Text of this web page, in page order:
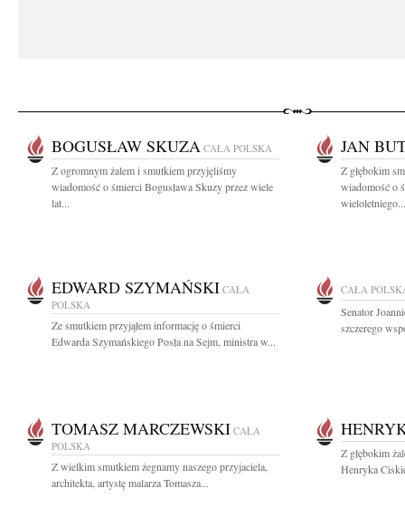
BOGUSŁAW SKUZA CAŁA POLSKA
Z ogromnym żalem i smutkiem przyjęliśmy
wiadomość o śmierci Bogusława Skuzy przez wiele
lat...
JAN
Z głębokim
wiadomość o
wieloletniego...
EDWARD SZYMAŃSKI CAŁA
POLSKA
Ze smutkiem przyjąłem informację o śmierci
Edwarda Szymańskiego Posła na Sejm, ministra w...
CAŁA
Senator
szczerego
TOMASZ MARCZEWSKI CAŁA
POLSKA
Z wielkim smutkiem żegnamy naszego przyjaciela,
architekta, artystę malarza Tomasza...
Z głębokim
Henryka